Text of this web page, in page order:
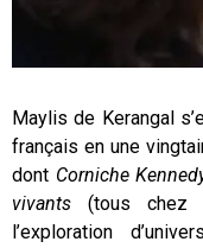
Maylis de Kerangal
français en une
dont Corniche
vivants (tous chez
l’exploration